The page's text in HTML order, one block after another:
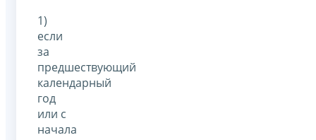
1)
если
за
предшествующий
календарный
год
или с
начала